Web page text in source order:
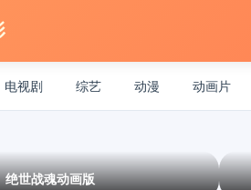
电视剧 综艺 动漫 动画片
绝世战魂动画版